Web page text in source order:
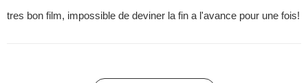
tres bon film, impossible de deviner la fin a l'avance pour une fois!